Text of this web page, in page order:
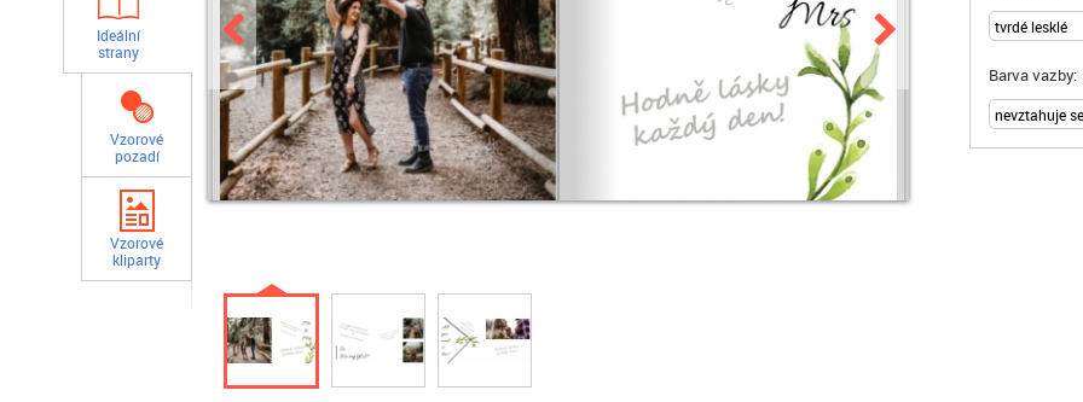
Ideální
strany
Vzorové
pozadí
Vzorové
kliparty
Barva vazby: